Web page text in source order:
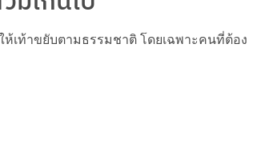
เท้าขยับตามธรรมชาติ โดยเฉพาะคนที่ต้อง